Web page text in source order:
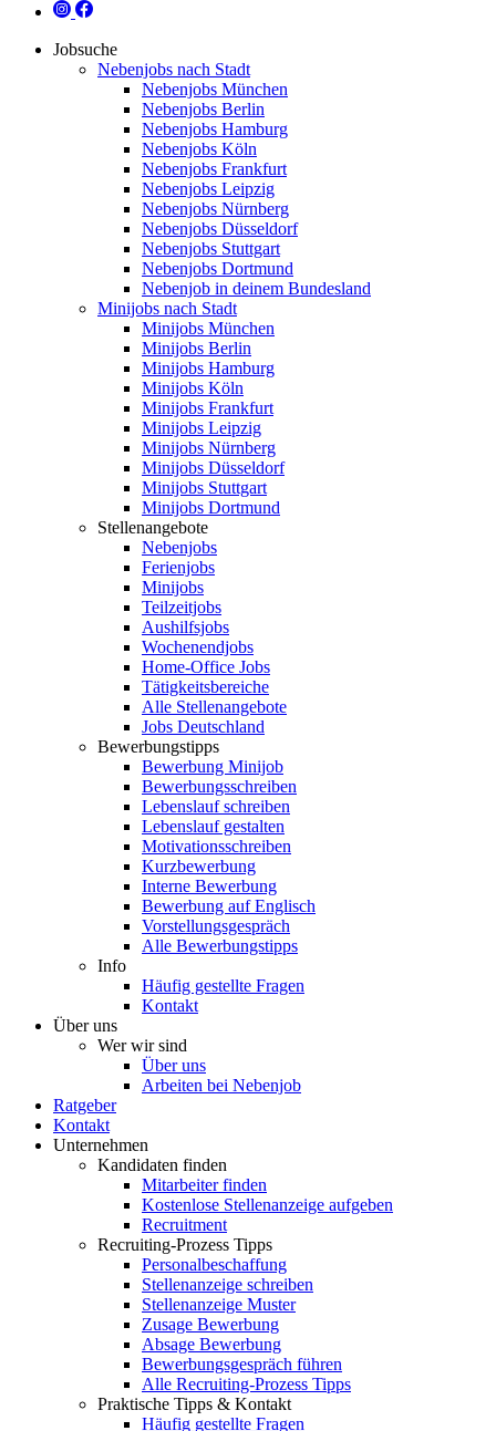
Jobsuche
Nebenjobs nach Stadt
Nebenjobs München
Nebenjobs Berlin
Nebenjobs Hamburg
Nebenjobs Köln
Nebenjobs Frankfurt
Nebenjobs Leipzig
Nebenjobs Nürnberg
Nebenjobs Düsseldorf
Nebenjobs Stuttgart
Nebenjobs Dortmund
Nebenjob in deinem Bundesland
Minijobs nach Stadt
Minijobs München
Minijobs Berlin
Minijobs Hamburg
Minijobs Köln
Minijobs Frankfurt
Minijobs Leipzig
Minijobs Nürnberg
Minijobs Düsseldorf
Minijobs Stuttgart
Minijobs Dortmund
Stellenangebote
Nebenjobs
Ferienjobs
Minijobs
Teilzeitjobs
Aushilfsjobs
Wochenendjobs
Home-Office Jobs
Tätigkeitsbereiche
Alle Stellenangebote
Jobs Deutschland
Bewerbungstipps
Bewerbung Minijob
Bewerbungsschreiben
Lebenslauf schreiben
Lebenslauf gestalten
Motivationsschreiben
Kurzbewerbung
Interne Bewerbung
Bewerbung auf Englisch
Vorstellungsgespräch
Alle Bewerbungstipps
Info
Häufig gestellte Fragen
Kontakt
Über uns
Wer wir sind
Über uns
Arbeiten bei Nebenjob
Ratgeber
Kontakt
Unternehmen
Kandidaten finden
Mitarbeiter finden
Kostenlose Stellenanzeige aufgeben
Recruitment
Recruiting-Prozess Tipps
Personalbeschaffung
Stellenanzeige schreiben
Stellenanzeige Muster
Zusage Bewerbung
Absage Bewerbung
Bewerbungsgespräch führen
Alle Recruiting-Prozess Tipps
Praktische Tipps & Kontakt
Häufig gestellte Fragen